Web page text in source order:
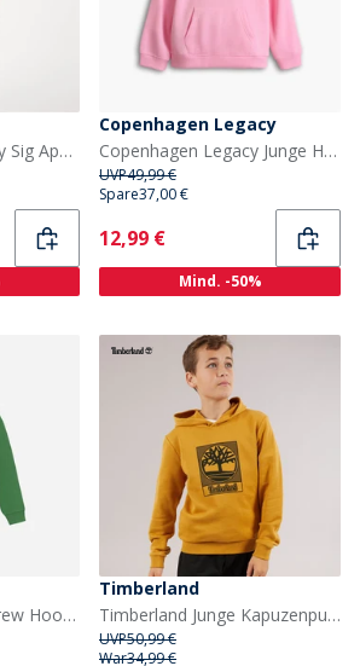
Money Jungen Smiley Sig Ape Kapuzenpullover Schwarz
Copenhagen Legacy
Copenhagen Legacy Junge Hoodie Rosa
UVP49,99 €
Spare37,00 €
Current
12,99 €
Mind. -50%
Les Deux Junge Andrew Hoodie Juniper Green
Timberland
Timberland Junge Kapuzenpullover Beige/Schwarz
UVP50,99 €
War34,99 €